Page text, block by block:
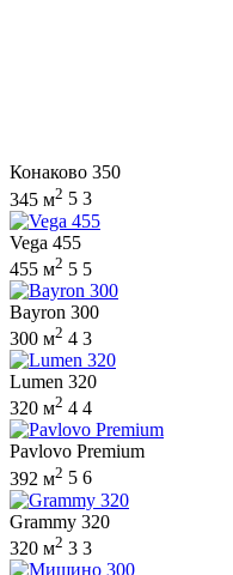
Конаково 350
345 м2 5 3
Vega 455
455 м2 5 5
Bayron 300
300 м2 4 3
Lumen 320
320 м2 4 4
Pavlovo Premium
392 м2 5 6
Grammy 320
320 м2 3 3